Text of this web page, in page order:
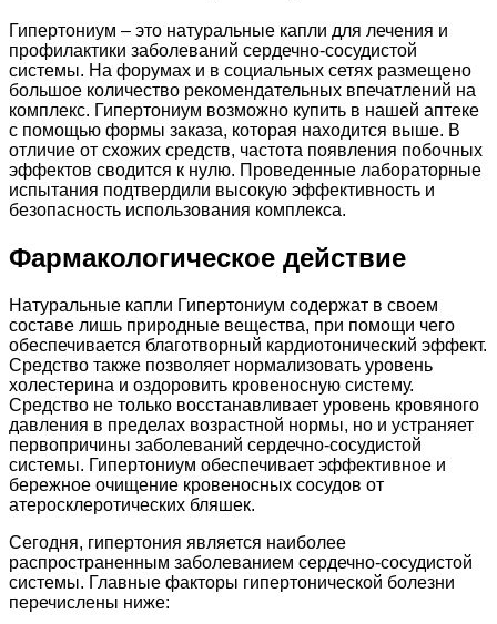
Гипертониум – это натуральные капли для лечения и
профилактики заболеваний сердечно-сосудистой
системы. На форумах и в социальных сетях размещено
большое количество рекомендательных впечатлений на
комплекс. Гипертониум возможно купить в нашей аптеке
c помощью формы заказа, которая находится выше. В
отличие от схожих средств, частота появления побочных
эффектов сводится к нулю. Проведенные лабораторные
испытания подтвердили высокую эффективность и
безопасность использования комплекса.
Фармакологическое действие
Натуральные капли Гипертониум содержат в своем
составе лишь природные вещества, при помощи чего
обеспечивается благотворный кардиотонический эффект.
Средство также позволяет нормализовать уровень
холестерина и оздоровить кровеносную систему.
Средство не только восстанавливает уровень кровяного
давления в пределах возрастной нормы, но и устраняет
первопричины заболеваний сердечно-сосудистой
системы. Гипертониум обеспечивает эффективное и
бережное очищение кровеносных сосудов от
атеросклеротических бляшек.
Сегодня, гипертония является наиболее
распространенным заболеванием сердечно-сосудистой
системы. Главные факторы гипертонической болезни
перечислены ниже: